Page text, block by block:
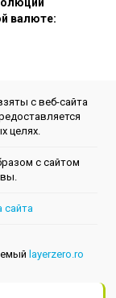
валюте:
с веб-сайта
целях.
с сайтом
сайта
layerzero.ro